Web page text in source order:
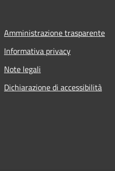
Amministrazione trasparente
Informativa privacy
Note legali
Dichiarazione di accessibilità